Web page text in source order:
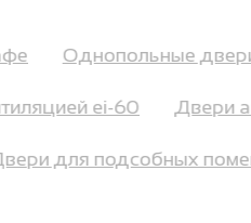
Однопольные
ei-60 Двери
Двери для подсобных